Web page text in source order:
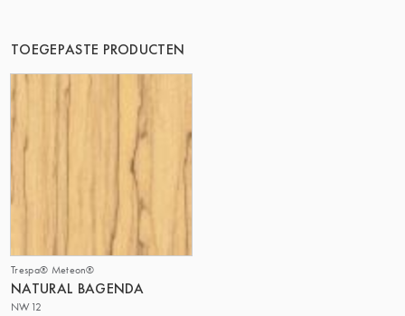
TOEGEPASTE PRODUCTEN
Trespa® Meteon®
NATURAL BAGENDA
NW12